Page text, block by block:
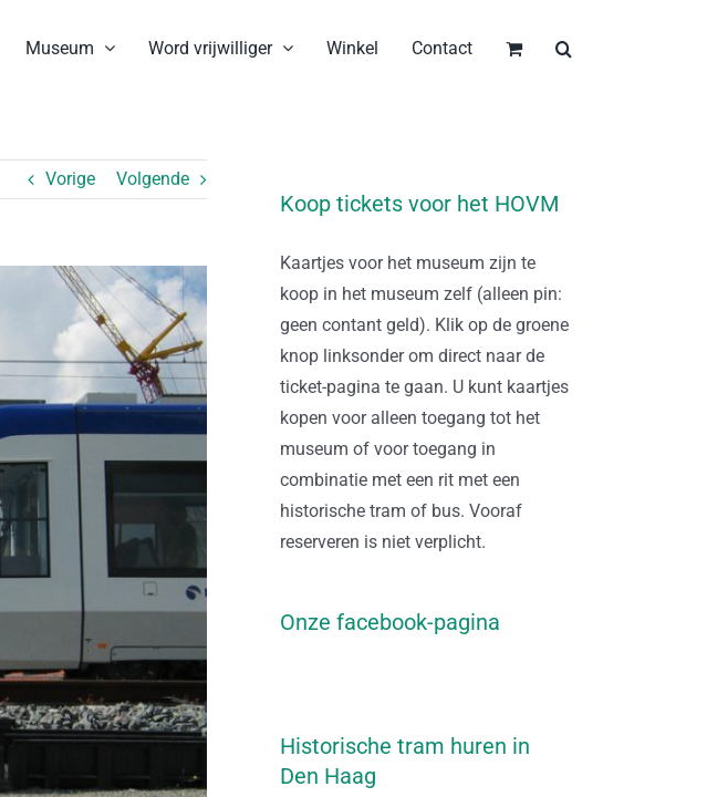
Museum Word vrijwilliger Winkel Contact
Vorige Volgende
Koop tickets voor het HOVM
Kaartjes voor het museum zijn te
koop in het museum zelf (alleen pin:
geen contant geld). Klik op de groene
knop linksonder om direct naar de
ticket-pagina te gaan. U kunt kaartjes
kopen voor alleen toegang tot het
museum of voor toegang in
combinatie met een rit met een
historische tram of bus. Vooraf
reserveren is niet verplicht.
Onze facebook-pagina
Historische tram huren in
Den Haag